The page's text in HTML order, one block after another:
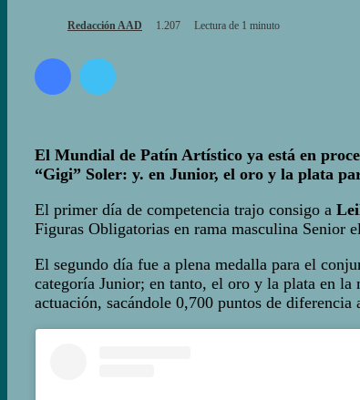
Redacción AAD 1.207 Lectura de 1 minuto
Facebook
El Mundial de Patín Artístico ya está en
“Gigi” Soler: y. en Junior, el oro y la plata
El primer día de competencia trajo consigo a
Figuras Obligatorias en rama masculina Senior
El segundo día fue a plena medalla para el
categoría Junior; en tanto, el oro y la plata en la
actuación, sacándole 0,700 puntos de